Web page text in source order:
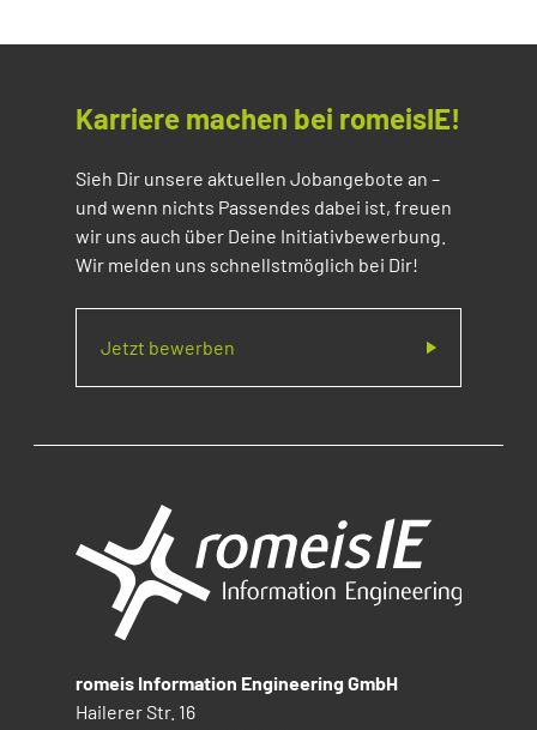
Karriere machen bei romeisIE!
Sieh Dir unsere aktuellen Jobangebote an –
und wenn nichts Passendes dabei ist, freuen
wir uns auch über Deine Initiativbewerbung.
Wir melden uns schnellstmöglich bei Dir!
Jetzt bewerben
romeis Information Engineering GmbH
Hailerer Str. 16